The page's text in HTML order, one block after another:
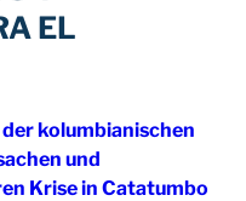
EL
kolumbianischen
und
Krise in Catatumbo